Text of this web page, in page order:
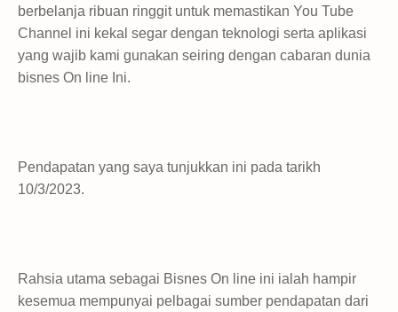
berbelanja ribuan ringgit untuk memastikan You Tube
Channel ini kekal segar dengan teknologi serta aplikasi
yang wajib kami gunakan seiring dengan cabaran dunia
bisnes On line Ini.
Pendapatan yang saya tunjukkan ini pada tarikh
10/3/2023.
Rahsia utama sebagai Bisnes On line ini ialah hampir
kesemua mempunyai pelbagai sumber pendapatan dari